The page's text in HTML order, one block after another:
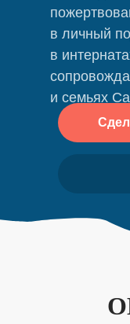
в личный
в
и семьях